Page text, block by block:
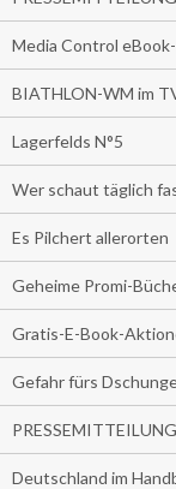
Media Control
BIATHLON-WM im
Lagerfelds N°5
Wer schaut täglich
Es Pilchert allerorten
Geheime Promi-
Gratis-E-Book-
Gefahr fürs
PRESSEMITTEILUNG
Deutschland im